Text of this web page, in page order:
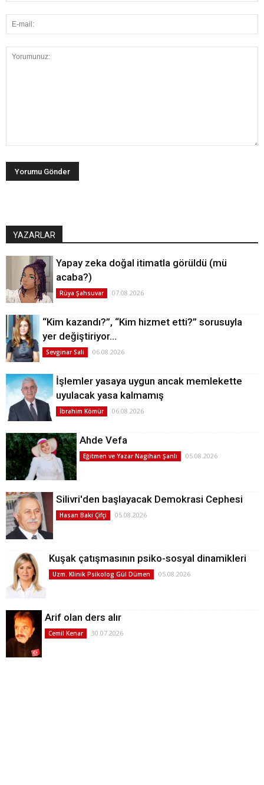
YAZARLAR
Yapay zeka doğal itimatla görüldü (mü
acaba?)
Rüya Şahsuvar 07.08.2026
“Kim kazandı?”, “Kim hizmet etti?” sorusuyla
yer değiştiriyor…
Sevginar Sali 06.08.2026
İşlemler yasaya uygun ancak memlekette
uyulacak yasa kalmamış
İbrahim Kömür 06.08.2026
Ahde Vefa
Eğitmen ve Yazar Nagihan Şanlı 05.08.2026
Silivri'den başlayacak Demokrasi Cephesi
Hasan Baki Çifçi 05.08.2026
Kuşak çatışmasının psiko-sosyal dinamikleri
Uzm. Klinik Psikolog Gül Dümen 05.08.2026
Arif olan ders alır
Cemil Kenar 30.07.2026